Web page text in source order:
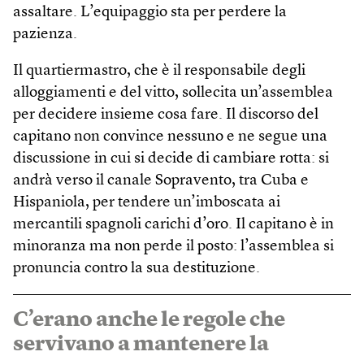
assaltare. L’equipaggio sta per perdere la
pazienza.
Il quartiermastro, che è il responsabile degli
alloggiamenti e del vitto, sollecita un’assemblea
per decidere insieme cosa fare. Il discorso del
capitano non convince nessuno e ne segue una
discussione in cui si decide di cambiare rotta: si
andrà verso il canale Sopravento, tra Cuba e
Hispaniola, per tendere un’imboscata ai
mercantili spagnoli carichi d’oro. Il capitano è in
minoranza ma non perde il posto: l’assemblea si
pronuncia contro la sua destituzione.
C’erano anche le regole che
servivano a mantenere la